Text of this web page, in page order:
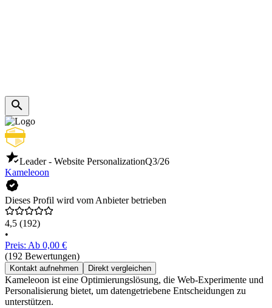
Leader - Website PersonalizationQ3/26
Kameleoon
Dieses Profil wird vom Anbieter betrieben
4,5 (192)
•
Preis: Ab 0,00 €
(192 Bewertungen)
Kontakt aufnehmen Direkt vergleichen
Kameleoon ist eine Optimierungslösung, die Web-Experimente und
Personalisierung bietet, um datengetriebene Entscheidungen zu
unterstützen.